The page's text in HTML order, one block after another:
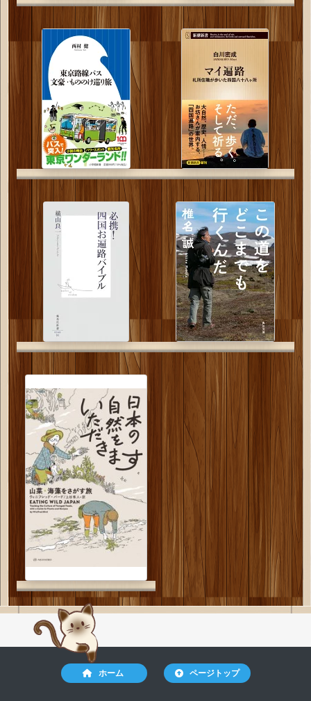
ホーム ページトップ